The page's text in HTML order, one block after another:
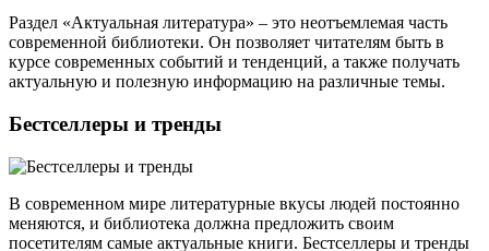
Раздел «Актуальная литература» – это неотъемлемая часть
современной библиотеки. Он позволяет читателям быть в
курсе современных событий и тенденций, а также получать
актуальную и полезную информацию на различные темы.
Бестселлеры и тренды
В современном мире литературные вкусы людей постоянно
меняются, и библиотека должна предложить своим
посетителям самые актуальные книги. Бестселлеры и тренды